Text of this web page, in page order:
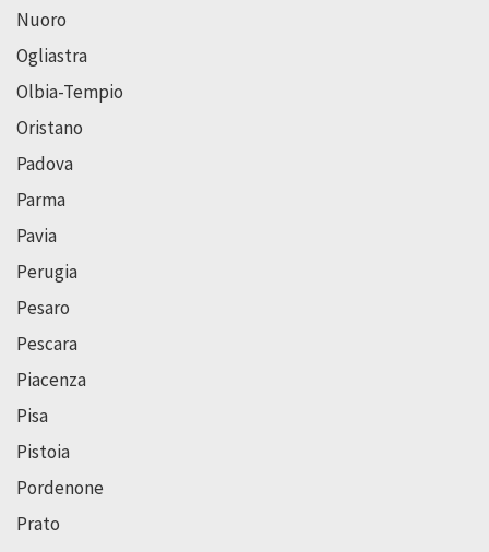
Nuoro
Ogliastra
Olbia-Tempio
Oristano
Padova
Parma
Pavia
Perugia
Pesaro
Pescara
Piacenza
Pisa
Pistoia
Pordenone
Prato